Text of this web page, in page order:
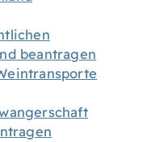
beantragen